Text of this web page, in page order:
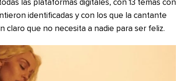
las plataformas digitales, con 13 temas con
identificadas y con los que la cantante
claro que no necesita a nadie para ser feliz.